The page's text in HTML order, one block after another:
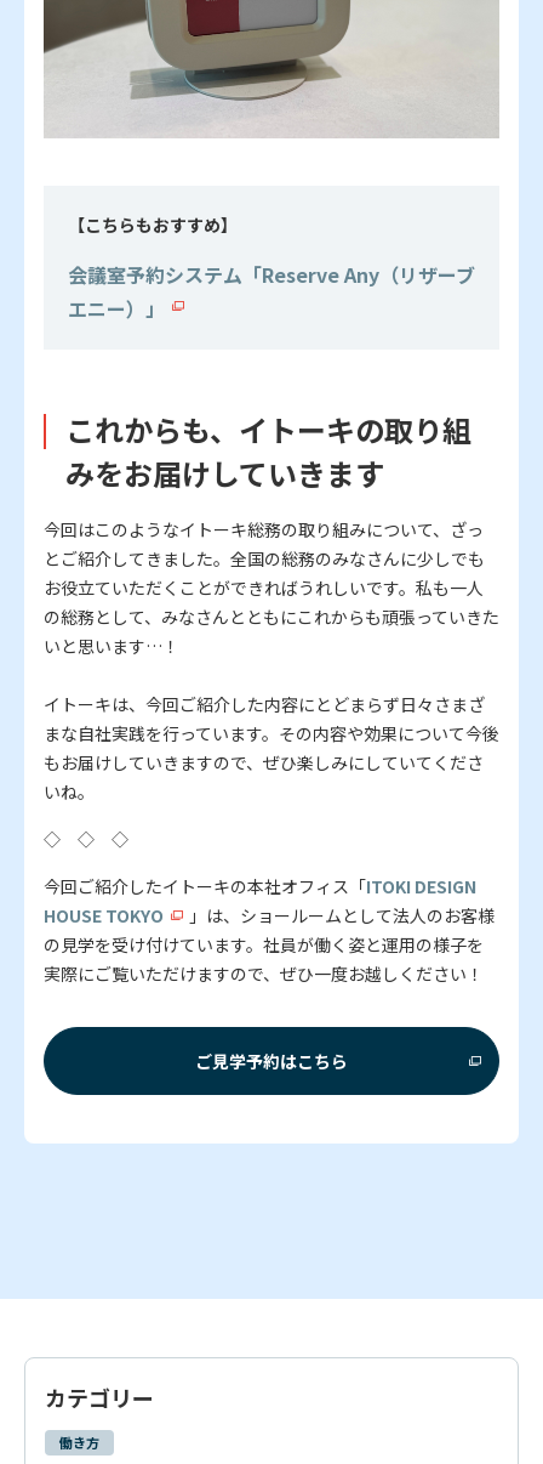
【こちらもおすすめ】
会議室予約システム「Reserve Any（リザーブ
エニー）」
これからも、イトーキの取り組
みをお届けしていきます
今回はこのようなイトーキ総務の取り組みについて、ざっ
とご紹介してきました。全国の総務のみなさんに少しでも
お役立ていただくことができればうれしいです。私も一人
の総務として、みなさんとともにこれからも頑張っていきた
いと思います…！
イトーキは、今回ご紹介した内容にとどまらず日々さまざ
まな自社実践を行っています。その内容や効果について今後
もお届けしていきますので、ぜひ楽しみにしていてくださ
いね。
◇ ◇ ◇
今回ご紹介したイトーキの本社オフィス「ITOKI DESIGN
HOUSE TOKYO
」は、ショールームとして法人のお客様
の見学を受け付けています。社員が働く姿と運用の様子を
実際にご覧いただけますので、ぜひ一度お越しください！
ご見学予約はこちら
カテゴリー
働き方